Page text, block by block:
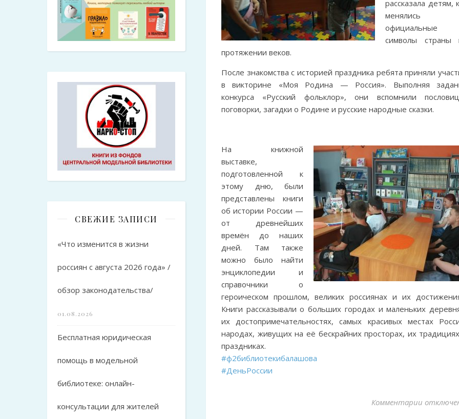
СВЕЖИЕ ЗАПИСИ
«Что изменится в жизни
россиян с августа 2026 года» /
обзор законодательства/
01.08.2026
Бесплатная юридическая
помощь в модельной
библиотеке: онлайн-
консультации для жителей
рассказала детям,
менялись
официальные
символы страны
протяжении веков.
После знакомства с историей праздника ребята приняли
в викторине «Моя Родина — Россия». Выполняя
конкурса «Русский фольклор», они вспомнили
поговорки, загадки о Родине и русские народные сказки.
На книжной
выставке,
подготовленной к
этому дню, были
представлены книги
об истории России —
от древнейших
времён до наших
дней. Там также
можно было найти
энциклопедии и
справочники о
героическом прошлом, великих россиянах и их
Книги рассказывали о больших городах и маленьких
их достопримечательностях, самых красивых местах
народах, живущих на её бескрайних просторах, их
праздниках.
#ф2библиотекибалашова
#ДеньРоссии
Комментарии к